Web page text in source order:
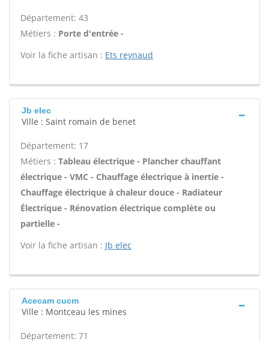
Département: 43
Métiers : Porte d'entrée -
Voir la fiche artisan : Ets reynaud
Jb elec
Ville : Saint romain de benet
Département: 17
Métiers : Tableau électrique - Plancher chauffant
électrique - VMC - Chauffage électrique à inertie -
Chauffage électrique à chaleur douce - Radiateur
Électrique - Rénovation électrique complète ou
partielle -
Voir la fiche artisan : Jb elec
Acecam cucm
Ville : Montceau les mines
Département: 71